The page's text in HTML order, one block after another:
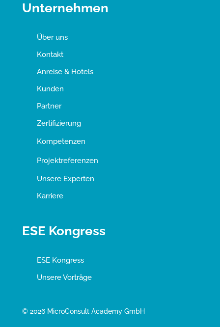
Unternehmen
Über uns
Kontakt
Anreise & Hotels
Kunden
Partner
Zertifizierung
Kompetenzen
Projektreferenzen
Unsere Experten
Karriere
ESE Kongress
ESE Kongress
Unsere Vorträge
© 2026 MicroConsult Academy GmbH